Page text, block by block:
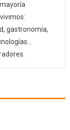
gastronomía,